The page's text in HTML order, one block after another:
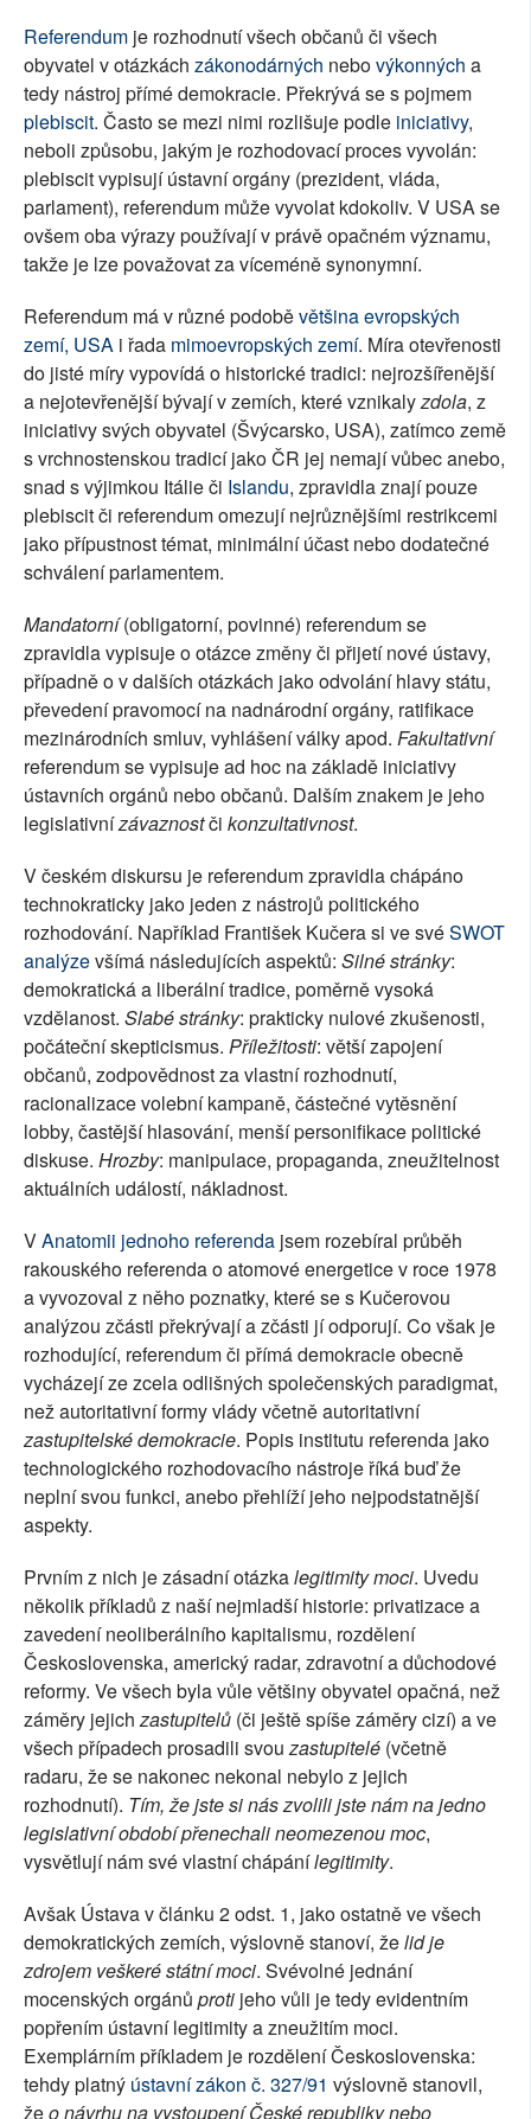
Referendum je rozhodnutí všech občanů či všech
obyvatel v otázkách zákonodárných nebovýkonných a
tedy nástroj přímé demokracie. Překrývá se s pojmem
plebiscit. Často se mezi nimi rozlišuje podle iniciativy,
neboli způsobu, jakým je rozhodovací proces vyvolán:
plebiscit vypisují ústavní orgány (prezident, vláda,
parlament), referendum může vyvolat kdokoliv. V USA se
ovšem oba výrazy používají v právě opačném významu,
takže je lze považovat za víceméně synonymní.
Referendum má v různé podoběvětšina evropských
zemí, USA i řada mimoevropských zemí. Míra otevřenosti
do jisté míry vypovídá o historické tradici: nejrozšířenější
a nejotevřenější bývají v zemích, které vznikalyzdola, z
iniciativy svých obyvatel (Švýcarsko, USA), zatímco země
s vrchnostenskou tradicí jako ČR jej nemají vůbec anebo,
snad s výjimkou Itálie či Islandu, zpravidla znají pouze
plebiscit či referendum omezují nejrůznějšími restrikcemi
jako přípustnost témat, minimální účast nebo dodatečné
schválení parlamentem.
Mandatorní(obligatorní, povinné) referendum se
zpravidla vypisuje o otázce změny či přijetí nové ústavy,
případně o v dalších otázkách jako odvolání hlavy státu,
převedení pravomocí na nadnárodní orgány, ratifikace
mezinárodních smluv, vyhlášení války apod. Fakultativní
referendum se vypisuje ad hoc na základě iniciativy
ústavních orgánů nebo občanů. Dalším znakem je jeho
legislativnízávaznostči konzultativnost.
V českém diskursu je referendum zpravidla chápáno
technokraticky jako jeden z nástrojů politického
rozhodování. Například František Kučera si ve svéSWOT
analýzevšímá následujících aspektů: Silné stránky:
demokratická a liberální tradice, poměrně vysoká
vzdělanost. Slabé stránky: prakticky nulové zkušenosti,
počáteční skepticismus. Příležitosti: větší zapojení
občanů, zodpovědnost za vlastní rozhodnutí,
racionalizace volební kampaně, částečné vytěsnění
lobby, častější hlasování, menší personifikace politické
diskuse. Hrozby: manipulace, propaganda, zneužitelnost
aktuálních událostí, nákladnost.
VAnatomii jednoho referenda jsem rozebíral průběh
rakouského referenda o atomové energetice v roce 1978
a vyvozoval z něho poznatky, které se s Kučerovou
analýzou zčásti překrývají a zčásti jí odporují. Co však je
rozhodující, referendum či přímá demokracie obecně
vycházejí ze zcela odlišných společenských paradigmat,
než autoritativní formy vlády včetně autoritativní
zastupitelské demokracie. Popis institutu referenda jako
technologického rozhodovacího nástroje říká buď že
neplní svou funkci, anebo přehlíží jeho nejpodstatnější
aspekty.
Prvním z nich je zásadní otázkalegitimity moci. Uvedu
několik příkladů z naší nejmladší historie: privatizace a
zavedení neoliberálního kapitalismu, rozdělení
Československa, americký radar, zdravotní a důchodové
reformy. Ve všech byla vůle většiny obyvatel opačná, než
záměry jejichzastupitelů (či ještě spíše záměry cizí) a ve
všech případech prosadili svouzastupitelé (včetně
radaru, že se nakonec nekonal nebylo z jejich
rozhodnutí). Tím, že jste si nás zvolili jste nám na jedno
legislativní období přenechali neomezenou moc,
vysvětlují nám své vlastní chápánílegitimity.
Avšak Ústava v článku 2 odst. 1, jako ostatně ve všech
demokratických zemích, výslovně stanoví, želid je
zdrojem veškeré státní moci. Svévolné jednání
mocenských orgánů proti jeho vůli je tedy evidentním
popřením ústavní legitimity a zneužitím moci.
Exemplárním příkladem je rozdělení Československa:
tehdy platný ústavní zákon č. 327/91 výslovně stanovil,
žeo návrhu na vystoupení České republiky nebo